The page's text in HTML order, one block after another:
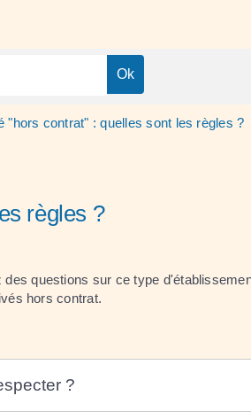
"hors contrat" : quelles sont les règles ?
règles ?
questions sur ce type
hors contrat.
?